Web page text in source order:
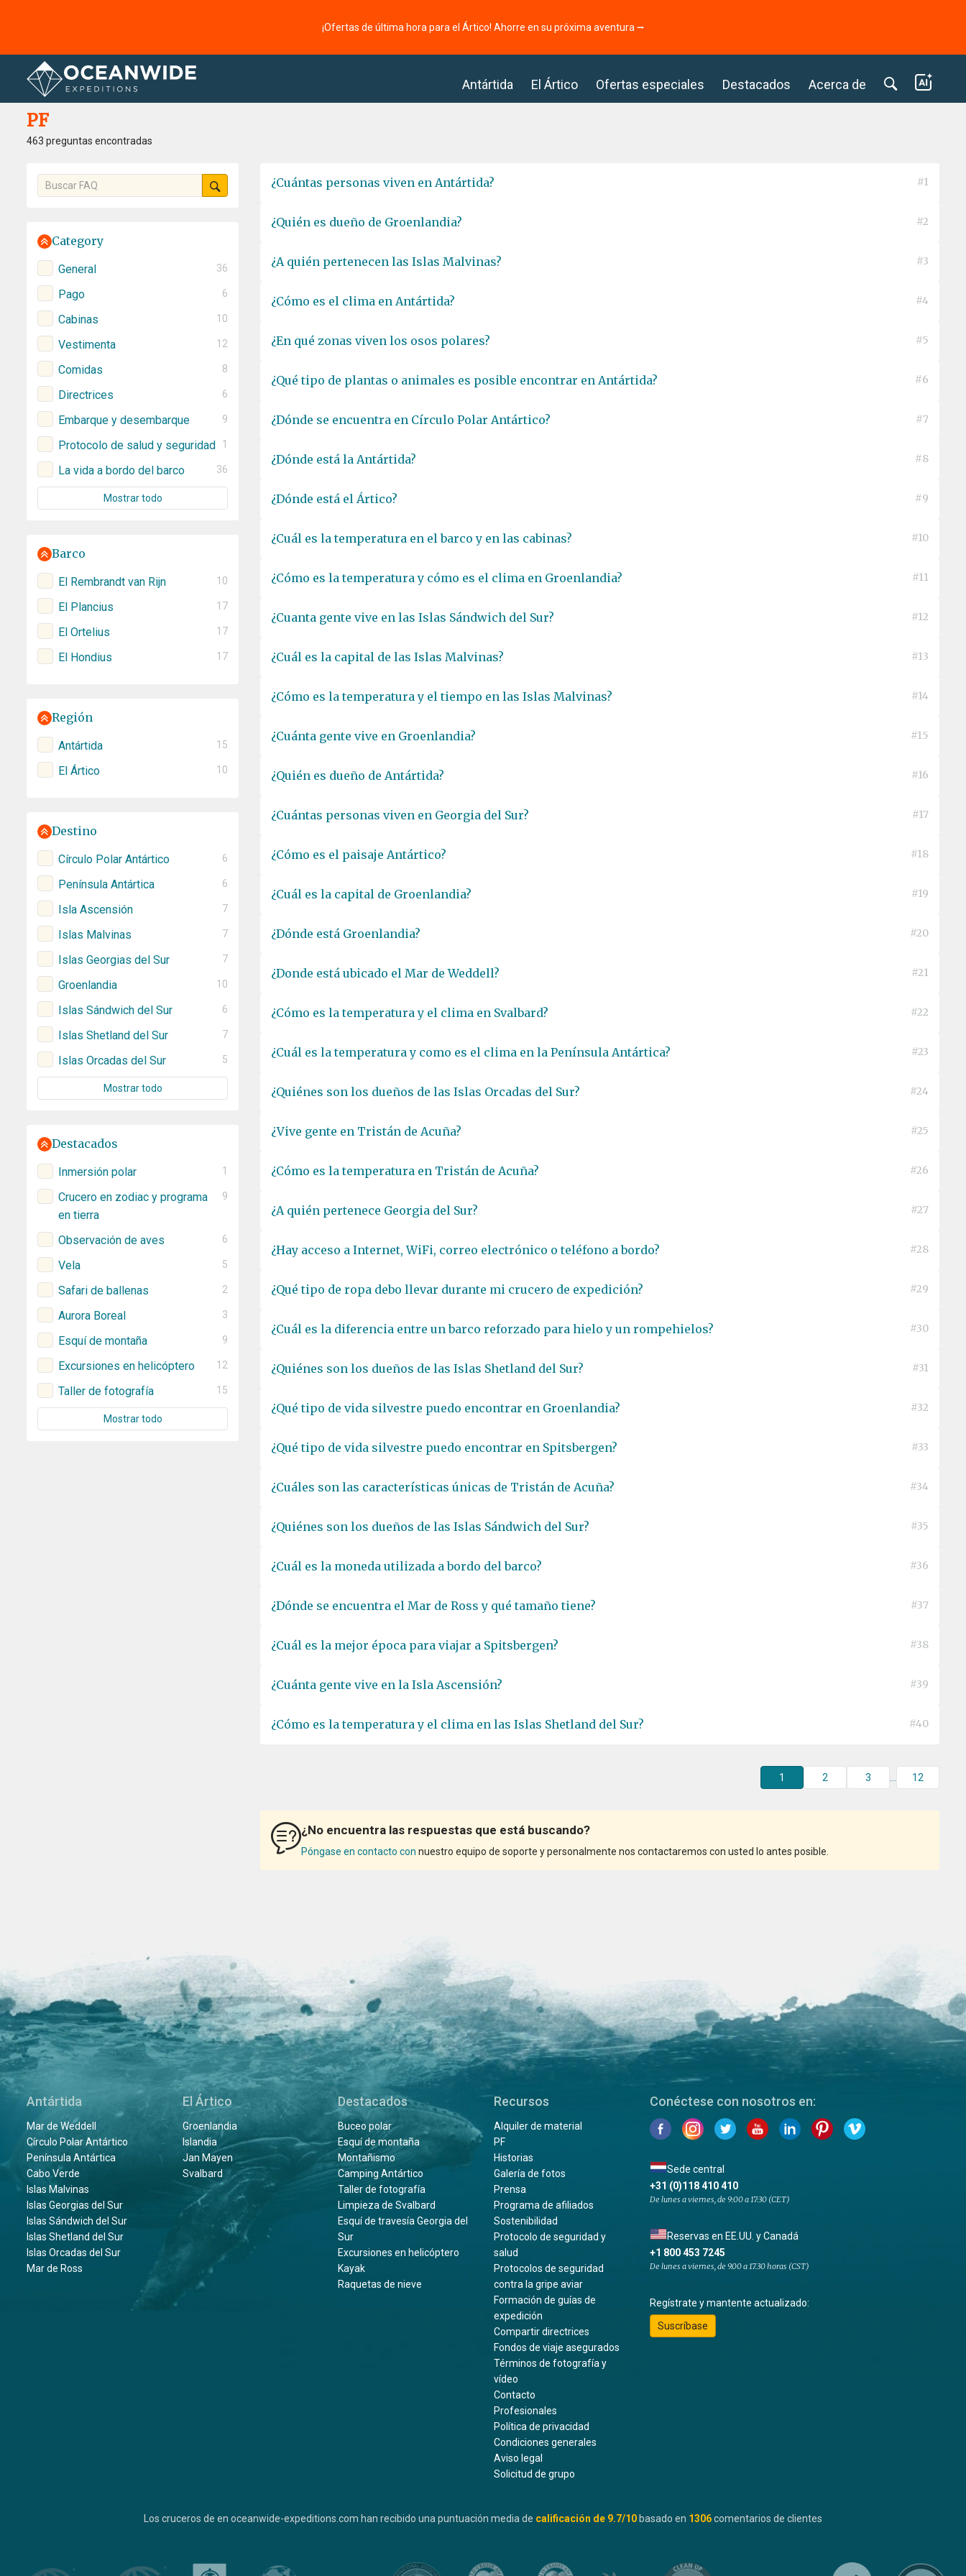
¡Ofertas de última hora para el Ártico! Ahorre en su próxima aventura ⭢
Antártida El Ártico Ofertas especiales Destacados Acerca de
Página principal PF
PF
463 preguntas encontradas
Category
General 36
Pago 6
Cabinas 10
Vestimenta 12
Comidas 8
Directrices 6
Embarque y desembarque 9
Protocolo de salud y seguridad 1
La vida a bordo del barco 36
Mostrar todo
Barco
El Rembrandt van Rijn 10
El Plancius 17
El Ortelius 17
El Hondius 17
Región
Antártida 15
El Ártico 10
Destino
Círculo Polar Antártico 6
Península Antártica 6
Isla Ascensión 7
Islas Malvinas 7
Islas Georgias del Sur 7
Groenlandia 10
Islas Sándwich del Sur 6
Islas Shetland del Sur 7
Islas Orcadas del Sur 5
Mostrar todo
Destacados
Inmersión polar 1
Crucero en zodiac y programa
en tierra
9
Observación de aves 6
Vela 5
Safari de ballenas 2
Aurora Boreal 3
Esquí de montaña 9
Excursiones en helicóptero 12
Taller de fotografía 15
Mostrar todo
¿Cuántas personas viven en Antártida? #1
¿Quién es dueño de Groenlandia? #2
¿A quién pertenecen las Islas Malvinas? #3
¿Cómo es el clima en Antártida? #4
¿En qué zonas viven los osos polares? #5
¿Qué tipo de plantas o animales es posible encontrar en Antártida? #6
¿Dónde se encuentra en Círculo Polar Antártico? #7
¿Dónde está la Antártida? #8
¿Dónde está el Ártico? #9
¿Cuál es la temperatura en el barco y en las cabinas? #10
¿Cómo es la temperatura y cómo es el clima en Groenlandia? #11
¿Cuanta gente vive en las Islas Sándwich del Sur? #12
¿Cuál es la capital de las Islas Malvinas? #13
¿Cómo es la temperatura y el tiempo en las Islas Malvinas? #14
¿Cuánta gente vive en Groenlandia? #15
¿Quién es dueño de Antártida? #16
¿Cuántas personas viven en Georgia del Sur? #17
¿Cómo es el paisaje Antártico? #18
¿Cuál es la capital de Groenlandia? #19
¿Dónde está Groenlandia? #20
¿Donde está ubicado el Mar de Weddell? #21
¿Cómo es la temperatura y el clima en Svalbard? #22
¿Cuál es la temperatura y como es el clima en la Península Antártica? #23
¿Quiénes son los dueños de las Islas Orcadas del Sur? #24
¿Vive gente en Tristán de Acuña? #25
¿Cómo es la temperatura en Tristán de Acuña? #26
¿A quién pertenece Georgia del Sur? #27
¿Hay acceso a Internet, WiFi, correo electrónico o teléfono a bordo? #28
¿Qué tipo de ropa debo llevar durante mi crucero de expedición? #29
¿Cuál es la diferencia entre un barco reforzado para hielo y un rompehielos? #30
¿Quiénes son los dueños de las Islas Shetland del Sur? #31
¿Qué tipo de vida silvestre puedo encontrar en Groenlandia? #32
¿Qué tipo de vida silvestre puedo encontrar en Spitsbergen? #33
¿Cuáles son las características únicas de Tristán de Acuña? #34
¿Quiénes son los dueños de las Islas Sándwich del Sur? #35
¿Cuál es la moneda utilizada a bordo del barco? #36
¿Dónde se encuentra el Mar de Ross y qué tamaño tiene? #37
¿Cuál es la mejor época para viajar a Spitsbergen? #38
¿Cuánta gente vive en la Isla Ascensión? #39
¿Cómo es la temperatura y el clima en las Islas Shetland del Sur? #40
1 2 3 12
¿No encuentra las respuestas que está buscando?
Póngase en contacto con nuestro equipo de soporte y personalmente nos contactaremos con usted lo antes posible.
Antártida
Mar de Weddell
Círculo Polar Antártico
Península Antártica
Cabo Verde
Islas Malvinas
Islas Georgias del Sur
Islas Sándwich del Sur
Islas Shetland del Sur
Islas Orcadas del Sur
Mar de Ross
El Ártico
Groenlandia
Islandia
Jan Mayen
Svalbard
Destacados
Buceo polar
Esquí de montaña
Montañismo
Camping Antártico
Taller de fotografía
Limpieza de Svalbard
Esquí de travesía Georgia del
Sur
Excursiones en helicóptero
Kayak
Raquetas de nieve
Recursos
Alquiler de material
PF
Historias
Galería de fotos
Prensa
Programa de afiliados
Sostenibilidad
Protocolo de seguridad y
salud
Protocolos de seguridad
contra la gripe aviar
Formación de guías de
expedición
Compartir directrices
Fondos de viaje asegurados
Términos de fotografía y
vídeo
Contacto
Profesionales
Política de privacidad
Condiciones generales
Aviso legal
Solicitud de grupo
Conéctese con nosotros en:
Sede central
+31 (0)118 410 410
De lunes a viernes, de 9:00 a 17:30 (CET)
Reservas en EE.UU. y Canadá
+1 800 453 7245
De lunes a viernes, de 9.00 a 17.30 horas (CST)
Regístrate y mantente actualizado:
Suscríbase
Los cruceros de en oceanwide-expeditions.com han recibido una puntuación media de calificación de 9.7/10 basado en 1306comentarios de clientes